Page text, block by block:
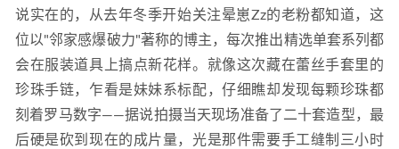
说实在的，从去年冬季开始关注晕崽Zz的老粉都知道，这
位以"邻家感爆破力"著称的博主，每次推出精选单套系列都
会在服装道具上搞点新花样。就像这次藏在蕾丝手套里的
珍珠手链，乍看是妹妹系标配，仔细瞧却发现每颗珍珠都
刻着罗马数字——据说拍摄当天现场准备了二十套造型，最
后硬是砍到现在的成片量，光是那件需要手工缝制三小时